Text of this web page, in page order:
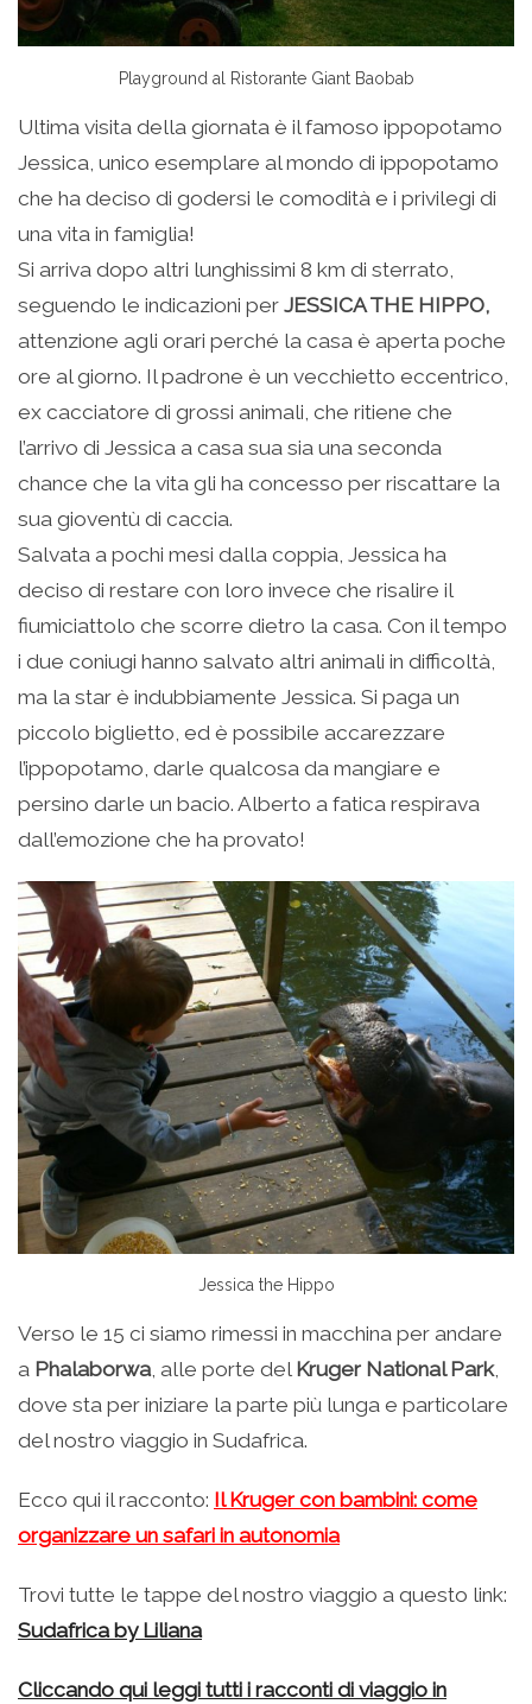
Playground al Ristorante Giant Baobab
Ultima visita della giornata è il famoso ippopotamo
Jessica, unico esemplare al mondo di ippopotamo
che ha deciso di godersi le comodità e i privilegi di
una vita in famiglia!
Si arriva dopo altri lunghissimi 8 km di sterrato,
seguendo le indicazioni per JESSICA THE HIPPO,
attenzione agli orari perché la casa è aperta poche
ore al giorno. Il padrone è un vecchietto eccentrico,
ex cacciatore di grossi animali, che ritiene che
l’arrivo di Jessica a casa sua sia una seconda
chance che la vita gli ha concesso per riscattare la
sua gioventù di caccia.
Salvata a pochi mesi dalla coppia, Jessica ha
deciso di restare con loro invece che risalire il
fiumiciattolo che scorre dietro la casa. Con il tempo
i due coniugi hanno salvato altri animali in difficoltà,
ma la star è indubbiamente Jessica. Si paga un
piccolo biglietto, ed è possibile accarezzare
l’ippopotamo, darle qualcosa da mangiare e
persino darle un bacio. Alberto a fatica respirava
dall’emozione che ha provato!
Jessica the Hippo
Verso le 15 ci siamo rimessi in macchina per andare
a Phalaborwa, alle porte del Kruger National Park,
dove sta per iniziare la parte più lunga e particolare
del nostro viaggio in Sudafrica.
Ecco qui il racconto: Il Kruger con bambini: come
organizzare un safari in autonomia
Trovi tutte le tappe del nostro viaggio a questo link:
Sudafrica by Liliana
Cliccando qui leggi tutti i racconti di viaggio in